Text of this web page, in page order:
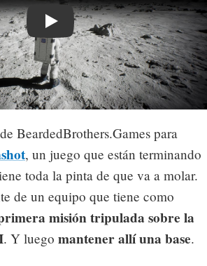
Play
BeardedBrothers.Games para
, un juego que están terminando
toda la pinta de que va a molar.
de un equipo que tiene como
misión tripulada sobre la
. Y luego mantener allí una base.